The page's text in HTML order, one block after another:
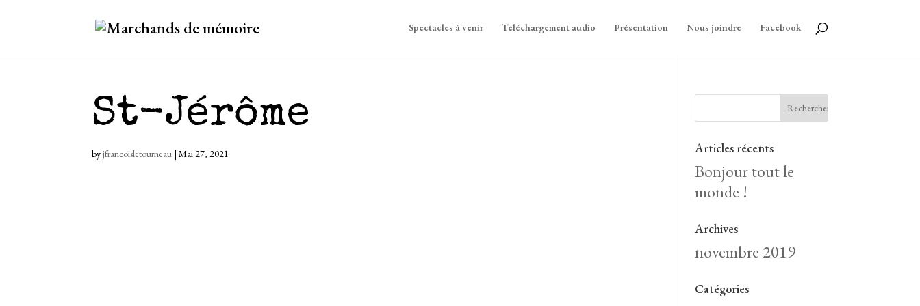
Spectacles à venir Téléchargement audio Présentation Nous joindre Facebook
St-Jérôme
byjfrancoisletourneau |Mai 27, 2021 Articles récents
Bonjour tout le
monde !
Archives
novembre 2019
Catégories